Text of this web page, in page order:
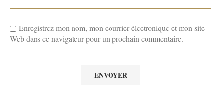
Enregistrez mon nom, mon courrier électronique et mon site
Web dans ce navigateur pour un prochain commentaire.